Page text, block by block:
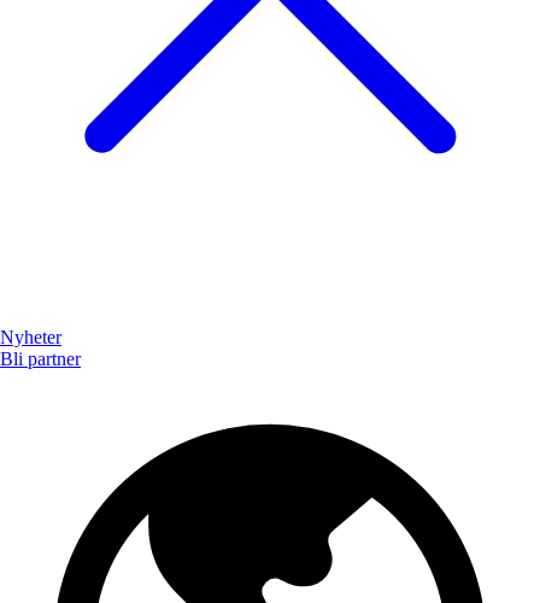
Nyheter
Bli partner